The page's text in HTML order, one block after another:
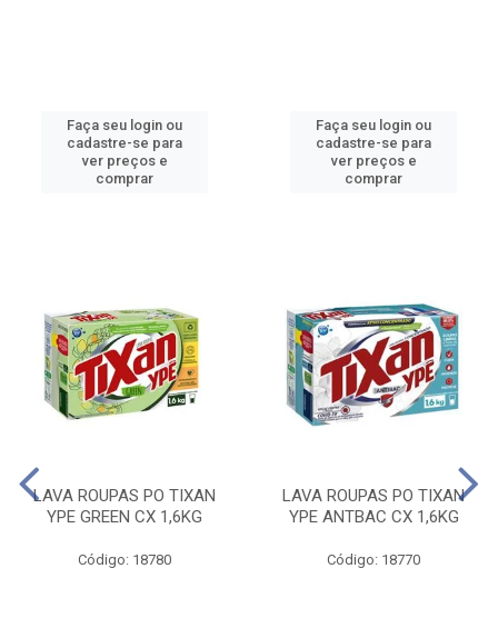
Faça seu login ou
cadastre-se para
ver preços e
comprar
Faça seu login ou
cadastre-se para
ver preços e
comprar
LAVA ROUPAS PO TIXAN
YPE GREEN CX 1,6KG
Código: 18780
LAVA ROUPAS PO TIXAN
YPE ANTBAC CX 1,6KG
Código: 18770